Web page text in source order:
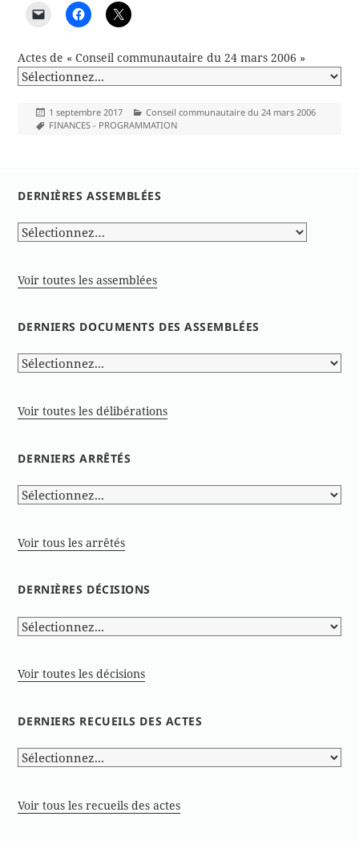
Actes de « Conseil communautaire du 24 mars 2006 »
Publié
le
1 septembre 2017 Catégories
Conseil communautaire du 24 mars 2006
Mots-
FINANCES - PROGRAMMATION
DERNIÈRES ASSEMBLÉES
Voir toutes les assemblées
DERNIERS DOCUMENTS DES ASSEMBLÉES
Voir toutes les délibérations
DERNIERS ARRÊTÉS
Voir tous les arrêtés
DERNIÈRES DÉCISIONS
Voir toutes les décisions
DERNIERS RECUEILS DES ACTES
Voir tous les recueils des actes